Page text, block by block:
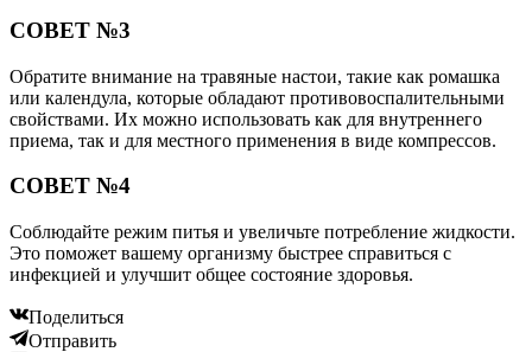
СОВЕТ №3
Обратите внимание на травяные настои, такие как ромашка
или календула, которые обладают противовоспалительными
свойствами. Их можно использовать как для внутреннего
приема, так и для местного применения в виде компрессов.
СОВЕТ №4
Соблюдайте режим питья и увеличьте потребление жидкости.
Это поможет вашему организму быстрее справиться с
инфекцией и улучшит общее состояние здоровья.
Поделиться
Отправить